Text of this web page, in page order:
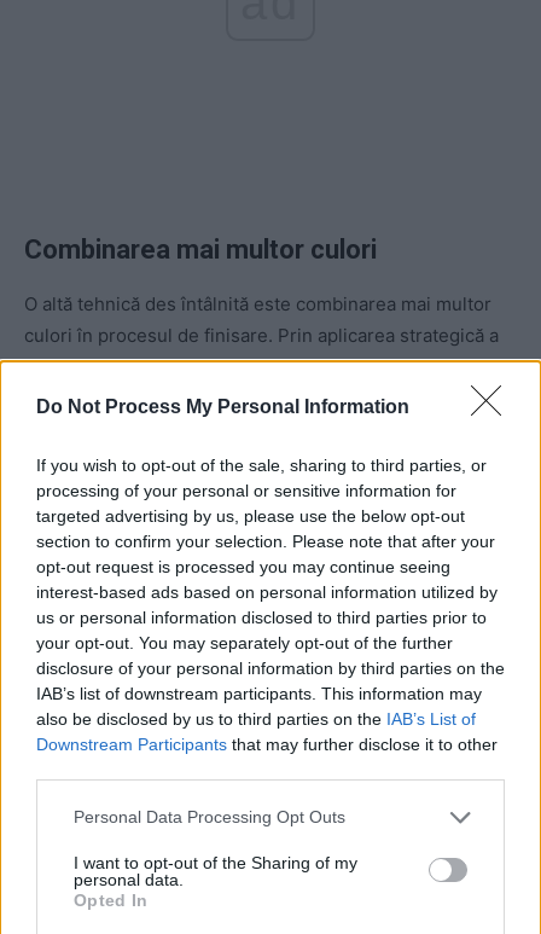
Do Not Process My Personal Information
If you wish to opt-out of the sale, sharing to third parties, or
processing of your personal or sensitive information for
targeted advertising by us, please use the below opt-out
section to confirm your selection. Please note that after your
opt-out request is processed you may continue seeing
interest-based ads based on personal information utilized by
us or personal information disclosed to third parties prior to
your opt-out. You may separately opt-out of the further
disclosure of your personal information by third parties on the
IAB’s list of downstream participants. This information may
also be disclosed by us to third parties on the IAB’s List of
Downstream Participants that may further disclose it to other
Personal Data Processing Opt Outs
I want to opt-out of the Sharing of my
personal data.
Opted In
Combinarea mai multor culori
O altă tehnică des întâlnită este combinarea mai multor
culori în procesul de finisare. Prin aplicarea strategică a
diferitelor nuanțe, se pot obține efecte vizuale
interesante și atrăgătoare, evidențiind texturile și
Finisarea corectă a suprafeței este crucială pentru
asigurarea rezistenței și durabilității betonului amprentat
pe termen lung. Prin aplicarea metodelor adecvate de
finisare, se poate prelungi viața utilă a acestuia,
menținându-i aspectul estetic și proprietățile funcționale
intacte.
Gama de culori și modele
disponibile